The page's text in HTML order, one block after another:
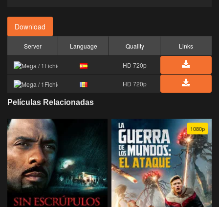
Download
Server Language Quality Links
HD 720p
HD 720p
Películas Relacionadas
1080p